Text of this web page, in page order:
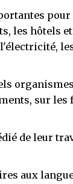
les hôtels
sur les
de leur
aux